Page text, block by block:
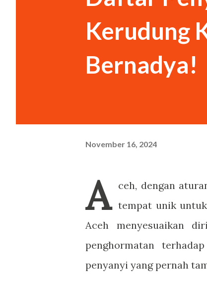
siang di RM Padang.
saya berpura-pura. “Oh.”
Kerudung
Bernadya!
November 16, 2024
A
ceh, dengan
tempat unik
Aceh menyesuaikan
penghormatan
penyanyi yang pernah